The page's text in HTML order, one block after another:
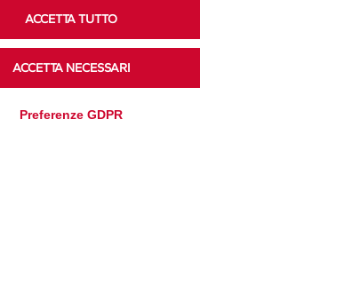
su Spreaker.
Accedi alla sezione
ACCETTA TUTTO
ACCETTA NECESSARI
Preferenze GDPR